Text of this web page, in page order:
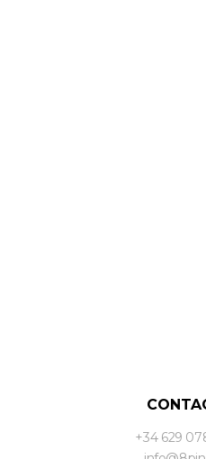
+34 629